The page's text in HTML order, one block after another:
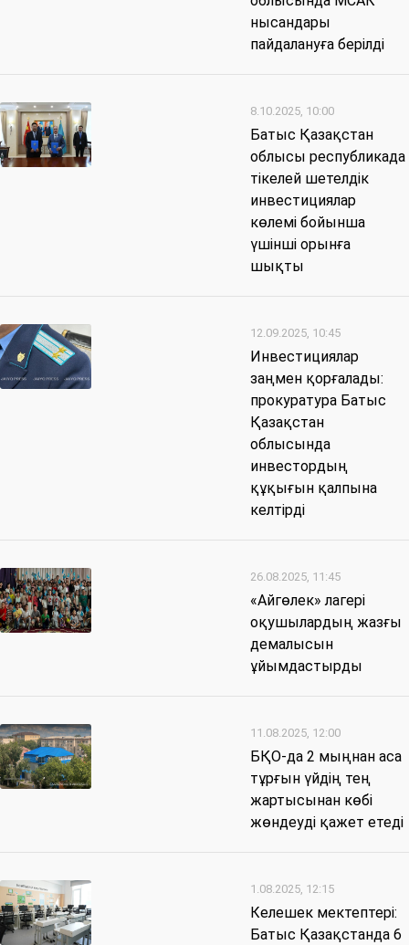
нысандары
пайдалануға берілді
8.10.2025, 10:00
Батыс Қазақстан
облысы республикада
тікелей шетелдік
инвестициялар
көлемі бойынша
үшінші орынға
шықты
12.09.2025, 10:45
Инвестициялар
заңмен қорғалады:
прокуратура Батыс
Қазақстан
облысында
инвестордың
құқығын қалпына
келтірді
26.08.2025, 11:45
«Айгөлек» лагері
оқушылардың жазғы
демалысын
ұйымдастырды
11.08.2025, 12:00
БҚО-да 2 мыңнан аса
тұрғын үйдің тең
жартысынан көбі
жөндеуді қажет етеді
1.08.2025, 12:15
Келешек мектептері:
Батыс Қазақстанда 6